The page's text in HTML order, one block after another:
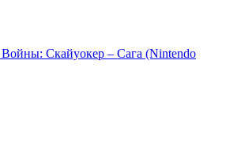
Скайуокер – Сага (Nintendo